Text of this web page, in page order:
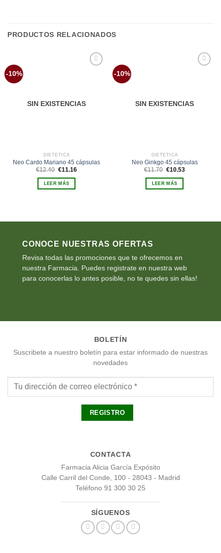
PRODUCTOS RELACIONADOS
-10%
SIN EXISTENCIAS
DIETÉTICA
Neo Cardo Mariano 45 cápsulas
€12.40 El
original
era:
€12.40.
€11.16El
LEER MÁS
-10%
SIN EXISTENCIAS
DIETÉTICA
Neo Ginkgo 45 cápsulas
€11.70 El
original
era:
€11.70.
€10.53El
LEER MÁS
CONOCE NUESTRAS OFERTAS
Revisa todas las promociones que te ofrecemos en
nuestra Farmacia. Puedes registrate en nuestra web
para conocerlas lo antes posible, no te quedes sin ellas!
BOLETÍN
Suscribete a nuestro boletín para estar informado de nuestras
novedades
CONTACTA
Farmacia Alicia García Expósito
Calle Carril del Conde, 100 - 28043 - Madrid
Teléfono 91 300 30 25
SÍGUENOS